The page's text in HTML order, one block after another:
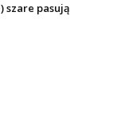
szare pasują